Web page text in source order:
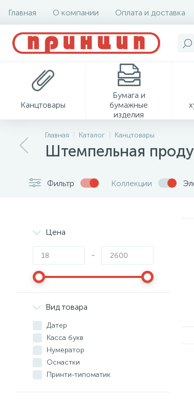
Главная О компании Оплата и доставка
Канцтовары
Бумага и
бумажные
изделия
Главная Каталог Канцтовары
Штемпельная
Фильтр Коллекции
Цена
-
Вид товара
Датер
Касса букв
Нумератор
Оснастки
Принти-типоматик